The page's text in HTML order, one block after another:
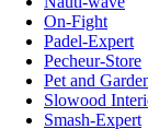
On-Fight
Padel-Expert
Pecheur-Store
Pet and
Slowood
Smash-Expert